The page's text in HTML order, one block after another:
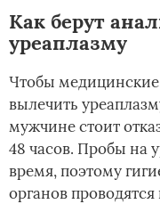
Как берут
уреаплазму
Чтобы медицинские
вылечить
мужчине стоит
48 часов. Пробы на
время, поэтому
органов